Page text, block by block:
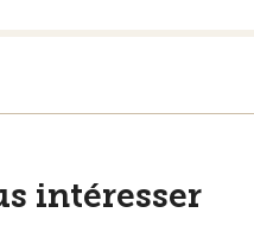
intéresser